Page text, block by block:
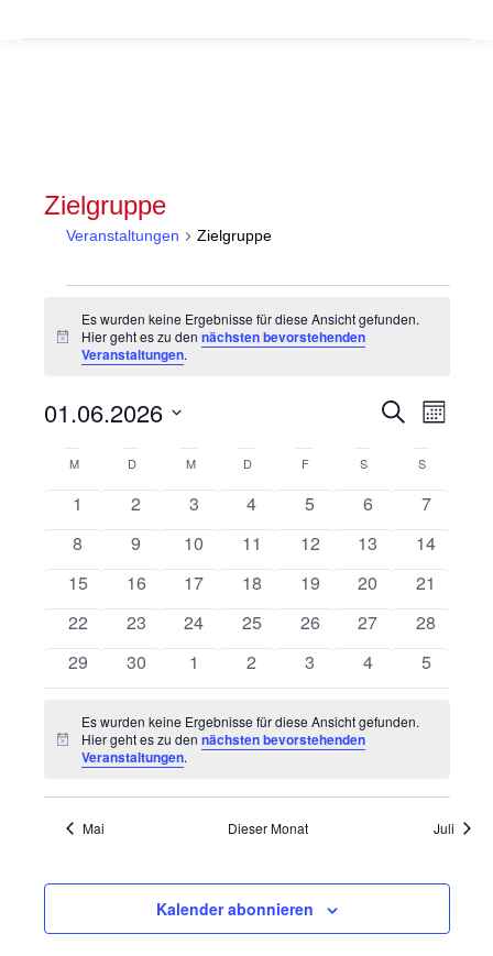
Zielgruppe
Veranstaltungen Zielgruppe
Hinweis
Es wurden keine Ergebnisse für diese Ansicht gefunden.
Hier geht es zu dennächsten bevorstehenden
Veranstaltungen.
Suche
und
Suche
Monat
01.06.2026
wählen.
Kalender
von
Veranstaltungen
M MONTAGD DIENSTAG
MMITTWOCH
D DONNERSTAG
F FREITAGSSAMSTAG
SSONNTAG
0
Veranstaltungen
1
0
Veranstaltungen
2
0
Veranstaltungen
3
0
Veranstaltungen
4
0
Veranstaltungen
5
0
Veranstaltungen
6
0
7
0
Veranstaltungen
8
0
Veranstaltungen
9
0
Veranstaltungen
10
0
Veranstaltungen
11
0
Veranstaltungen
12
0
Veranstaltungen
13
0
14
0
Veranstaltungen
15
0
Veranstaltungen
16
0
Veranstaltungen
17
0
Veranstaltungen
18
0
Veranstaltungen
19
0
Veranstaltungen
20
0
21
0
Veranstaltungen
22
0
Veranstaltungen
23
0
Veranstaltungen
24
0
Veranstaltungen
25
0
Veranstaltungen
26
0
Veranstaltungen
27
0
28
0
Veranstaltungen
29
0
Veranstaltungen
30
0
Veranstaltungen
1
0
Veranstaltungen
2
0
Veranstaltungen
3
0
Veranstaltungen
4
0
5
Hinweis
Es wurden keine Ergebnisse für diese Ansicht gefunden.
Hier geht es zu dennächsten bevorstehenden
Veranstaltungen.
Mai Dieser Monat Juli
Kalender abonnieren